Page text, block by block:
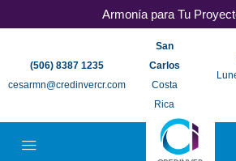
Armonía para Tu
(506) 8387 1235
cesarmn@credinvercr.com
San
Carlos
Costa
Rica